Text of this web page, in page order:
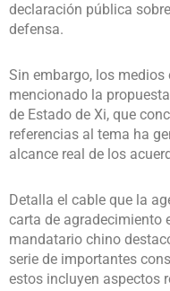
declaración pública
defensa.
Sin embargo, los
mencionado la
de Estado de Xi, que
referencias al tema ha
alcance real de los
Detalla el cable que la
carta de agradecimiento
mandatario chino
serie de importantes
estos incluyen aspectos